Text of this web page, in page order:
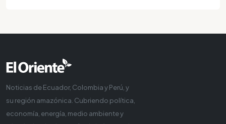
Noticias de Ecuador, Colombia y Perú, y
su región amazónica. Cubriendo política,
economía, energía, medio ambiente y